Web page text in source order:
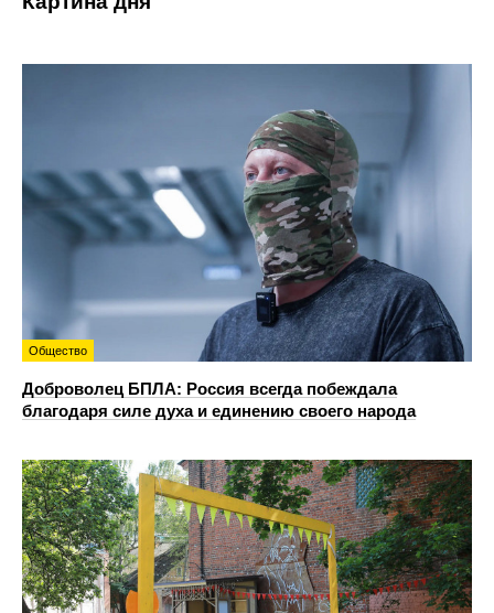
Общество
Доброволец БПЛА: Россия всегда побеждала
благодаря силе духа и единению своего народа